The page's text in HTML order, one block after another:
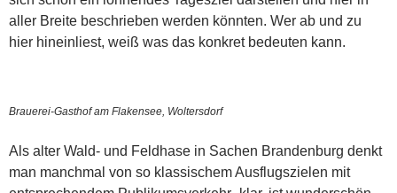
aller Breite beschrieben werden könnten. Wer ab und zu
hier hineinliest, weiß was das konkret bedeuten kann.
Brauerei-Gasthof am Flakensee, Woltersdorf
Als alter Wald- und Feldhase in Sachen Brandenburg denkt
man manchmal von so klassischem Ausflugszielen mit